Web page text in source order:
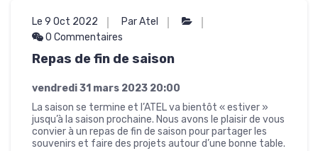
Le 9 Oct 2022
Par Atel
0 Commentaires
Repas de fin de saison
vendredi 31 mars 2023 20:00
La saison se termine et l’ATEL va bientôt « estiver »
jusqu’à la saison prochaine. Nous avons le plaisir de vous
convier à un repas de fin de saison pour partager les
souvenirs et faire des projets autour d’une bonne table.